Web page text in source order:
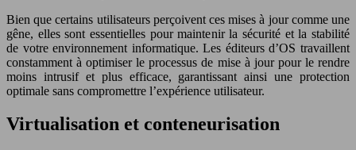
Bien que certains utilisateurs perçoivent ces mises à jour comme une
gêne, elles sont essentielles pour maintenir la sécurité et la stabilité
de votre environnement informatique. Les éditeurs d’OS travaillent
constamment à optimiser le processus de mise à jour pour le rendre
moins intrusif et plus efficace, garantissant ainsi une protection
optimale sans compromettre l’expérience utilisateur.
Virtualisation et conteneurisation